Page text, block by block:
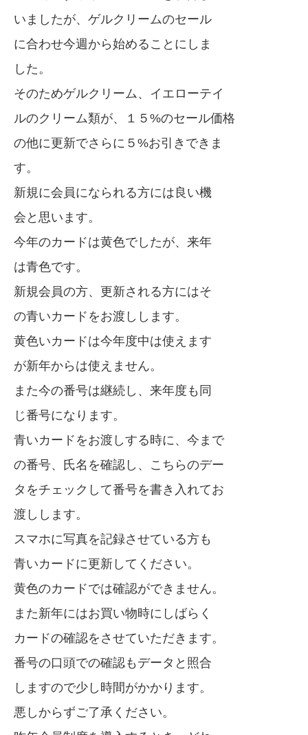
いましたが、ゲルクリームのセール
に合わせ今週から始めることにしま
した。
そのためゲルクリーム、イエローテイ
ルのクリーム類が、１５%のセール価格
の他に更新でさらに５%お引きできま
す。
新規に会員になられる方には良い機
会と思います。
今年のカードは黄色でしたが、来年
は青色です。
新規会員の方、更新される方にはそ
の青いカードをお渡しします。
黄色いカードは今年度中は使えます
が新年からは使えません。
また今の番号は継続し、来年度も同
じ番号になります。
青いカードをお渡しする時に、今まで
の番号、氏名を確認し、こちらのデー
タをチェックして番号を書き入れてお
渡しします。
スマホに写真を記録させている方も
青いカードに更新してください。
黄色のカードでは確認ができません。
また新年にはお買い物時にしばらく
カードの確認をさせていただきます。
番号の口頭での確認もデータと照合
しますので少し時間がかかります。
悪しからずご了承ください。